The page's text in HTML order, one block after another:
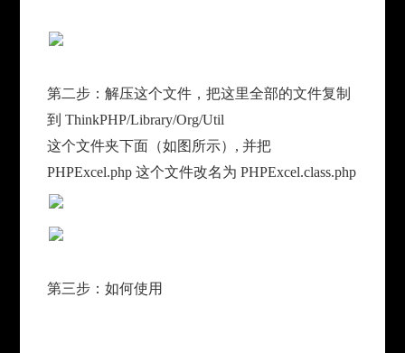
第二步：解压这个文件，把这里全部的文件复制
到 ThinkPHP/Library/Org/Util
这个文件夹下面（如图所示）, 并把
PHPExcel.php 这个文件改名为 PHPExcel.class.php
第三步：如何使用